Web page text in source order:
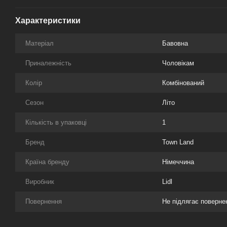
Характеристики
Матеріал Бавовна
Приналежність Чоловікам
Колір Комбінований
Сезон Літо
Кількість в упаковці 1
Бренд Town Land
Країна бренду Німеччина
Виробник Lidl
Повернення Не підлягає